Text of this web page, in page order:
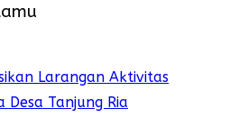
Larangan Aktivitas
Tanjung Ria